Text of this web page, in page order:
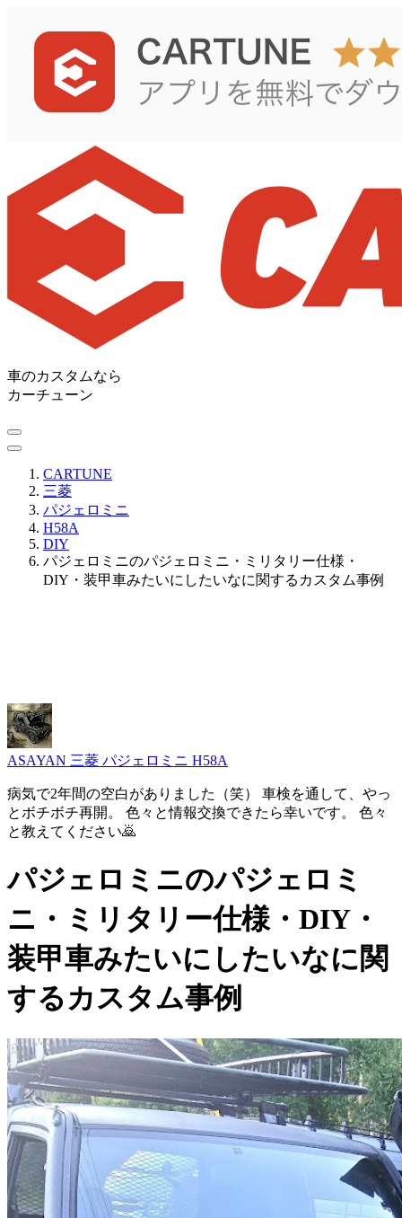
車のカスタムなら
カーチューン
CARTUNE
三菱
パジェロミニ
H58A
DIY
パジェロミニのパジェロミニ・ミリタリー仕様・
DIY・装甲車みたいにしたいなに関するカスタム事例
ASAYAN 三菱 パジェロミニ H58A
病気で2年間の空白がありました（笑） 車検を通して、やっ
とボチボチ再開。 色々と情報交換できたら幸いです。 色々
と教えてください🙇
パジェロミニのパジェロミ
ニ・ミリタリー仕様・DIY・
装甲車みたいにしたいなに関
するカスタム事例